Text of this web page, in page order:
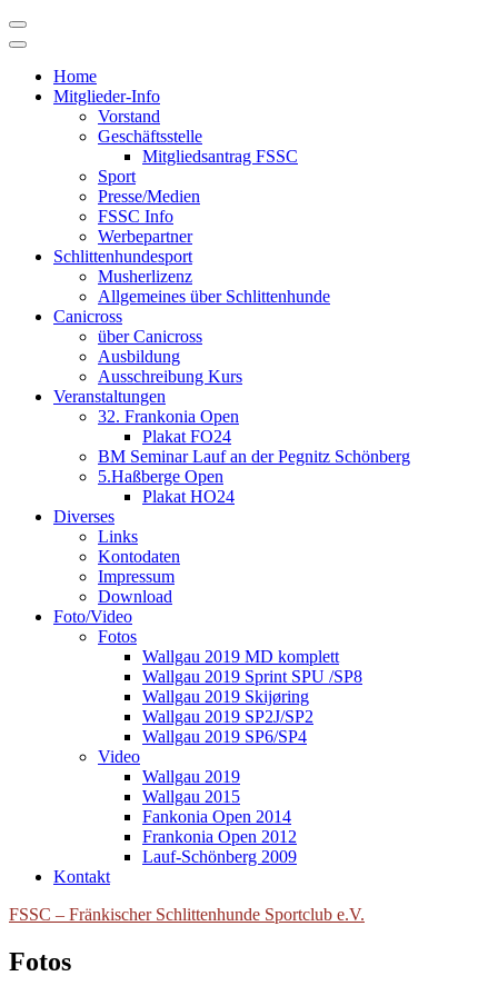
Skip
to
Home
Mitglieder-Info
Vorstand
Geschäftsstelle
Mitgliedsantrag FSSC
Sport
Presse/Medien
FSSC Info
Werbepartner
Schlittenhundesport
Musherlizenz
Allgemeines über Schlittenhunde
Canicross
über Canicross
Ausbildung
Ausschreibung Kurs
Veranstaltungen
32. Frankonia Open
Plakat FO24
BM Seminar Lauf an der Pegnitz Schönberg
5.Haßberge Open
Plakat HO24
Diverses
Links
Kontodaten
Impressum
Download
Foto/Video
Fotos
Wallgau 2019 MD komplett
Wallgau 2019 Sprint SPU /SP8
Wallgau 2019 Skijøring
Wallgau 2019 SP2J/SP2
Wallgau 2019 SP6/SP4
Video
Wallgau 2019
Wallgau 2015
Fankonia Open 2014
Frankonia Open 2012
Lauf-Schönberg 2009
Kontakt
FSSC – Fränkischer Schlittenhunde Sportclub e.V.
Fotos